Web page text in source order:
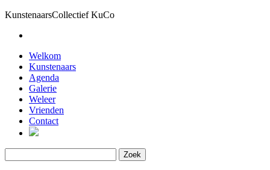
KunstenaarsCollectief KuCo
Welkom
Kunstenaars
Agenda
Galerie
Weleer
Vrienden
Contact